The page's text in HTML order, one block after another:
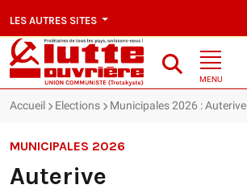
LES AUTRES SITES
MENU
Accueil Elections Municipales 2026 : Auterive
MUNICIPALES 2026
Auterive